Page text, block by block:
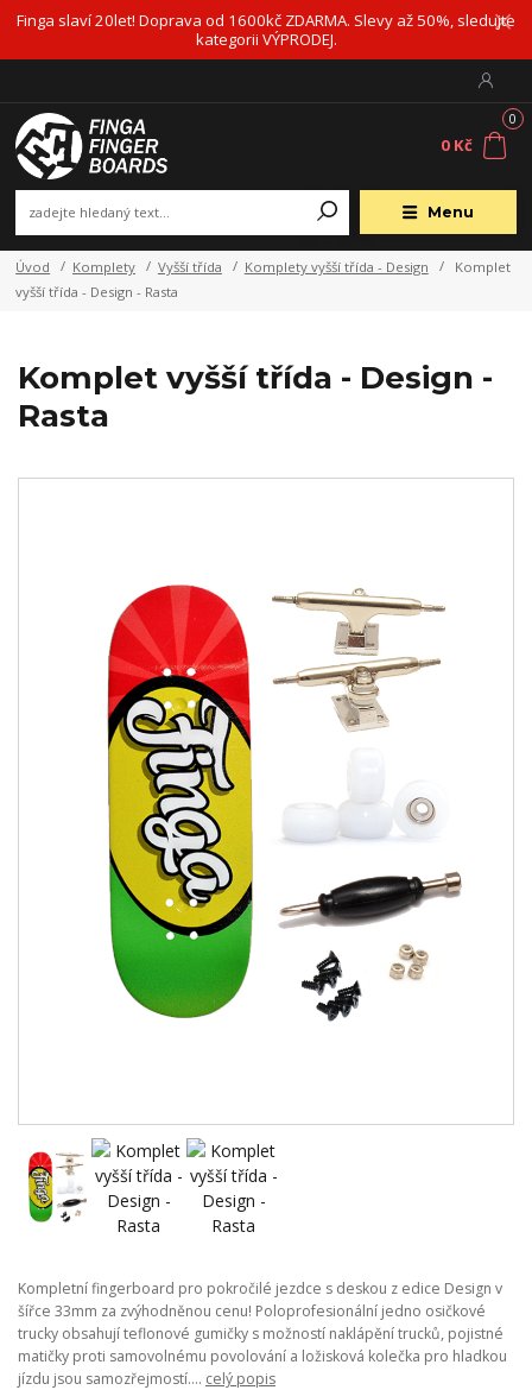
Finga slaví 20let! Doprava od 1600kč ZDARMA. Slevy až 50%, sledujte
kategorii VÝPRODEJ.
Menu
0
0 Kč
Úvod Komplety Vyšší třída Komplety vyšší třída - Design
Komplet
vyšší třída - Design - Rasta
Komplet vyšší třída - Design -
Rasta
Kompletní fingerboard pro pokročilé jezdce s deskou z edice Design v
šířce 33mm za zvýhodněnou cenu! Poloprofesionální jedno osičkové
trucky obsahují teflonové gumičky s možností naklápění trucků, pojistné
matičky proti samovolnému povolování a ložisková kolečka pro hladkou
jízdu jsou samozřejmostí.... celý popis